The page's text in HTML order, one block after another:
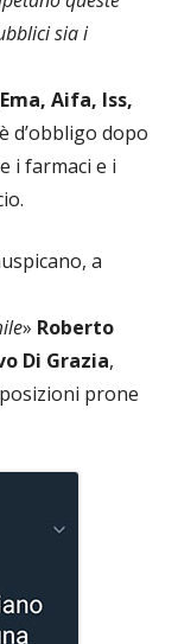
sia i
Ema, Aifa, Iss,
d’obbligo dopo
i farmaci e i
a
» Roberto
Di Grazia,
prone